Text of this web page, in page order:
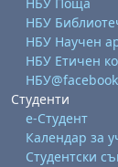
август
август
22 август
неделя, 23
август
август
29 август
неделя, 30
НБУ
НБУ Научен
НБУ Етичен
НБУ@facebook
Студенти
е-Студент
Календар за
Студентски